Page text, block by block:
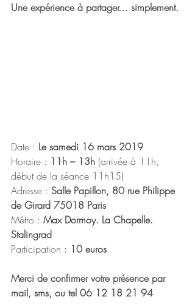
Une expérience à partager… simplement.
Date : Le samedi 16 mars 2019
Horaire : 11h – 13h (arrivée à 11h,
début de la séance 11h15)
Adresse : Salle Papillon, 80 rue Philippe
de Girard 75018 Paris
Métro : Max Dormoy. La Chapelle.
Stalingrad
Participation : 10 euros
Merci de confirmer votre présence par
mail, sms, ou tel 06 12 18 21 94